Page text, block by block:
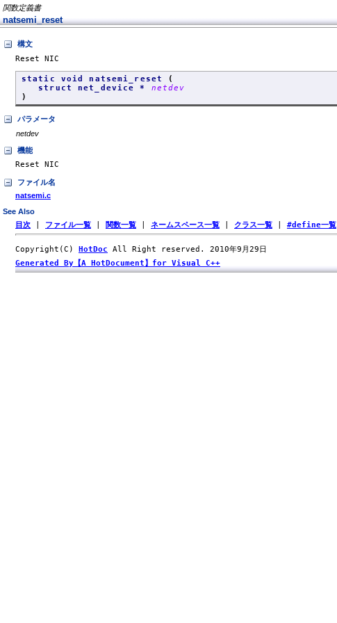
関数定義書
natsemi_reset
構文
Reset NIC
static void natsemi_reset
(
struct net_device * netdev
)
パラメータ
netdev
機能
Reset NIC
ファイル名
natsemi.c
See Also
目次 ファイル一覧 関数一覧 ネームスペース一覧 クラス一覧 #define一覧
Copyright(C) HotDoc All Right reserved. 2010年9月29日
Generated By【A HotDocument】for Visual C++